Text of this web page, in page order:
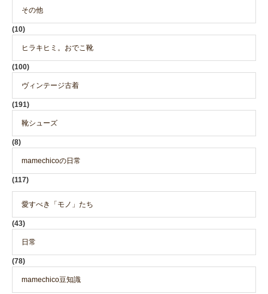
その他
(10)
ヒラキヒミ。おでこ靴
(100)
ヴィンテージ古着
(191)
靴シューズ
(8)
mamechicoの日常
(117)
愛すべき「モノ」たち
(43)
日常
(78)
mamechico豆知識